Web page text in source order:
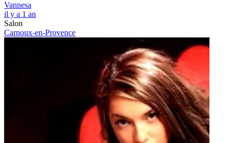
Vannesa
il y a 1 an
Salon
Carnoux-en-Provence